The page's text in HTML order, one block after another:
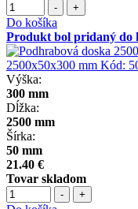
- +
Do košíka
Produkt bol pridaný do
2500x50x300 mm Kód:
Výška:
300 mm
Dĺžka:
2500 mm
Šírka:
50 mm
21.40 €
Tovar skladom
- +